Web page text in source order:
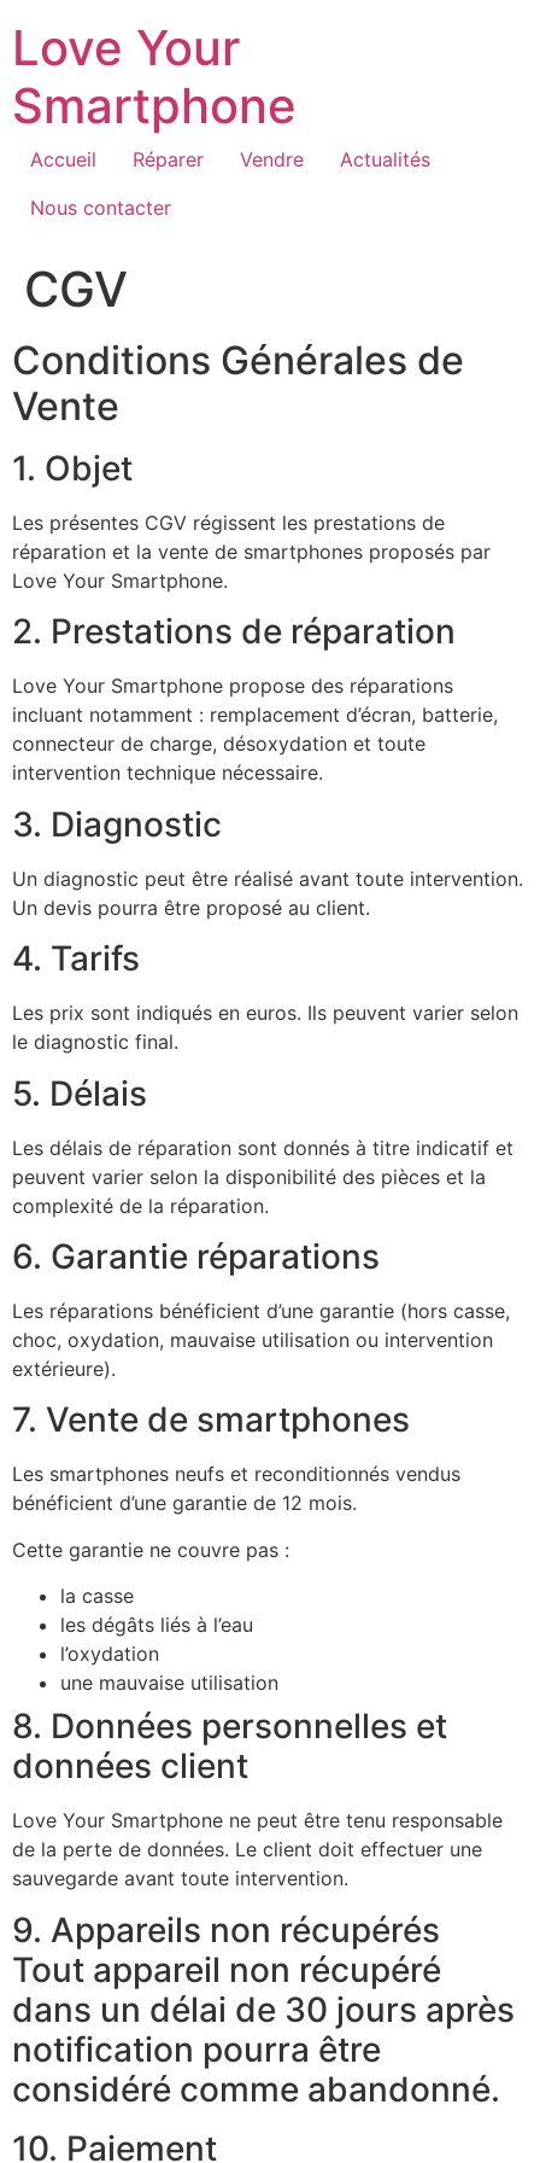
contenu
Love Your
Smartphone
Accueil Réparer Vendre
Actualités
Nous contacter
CGV
Conditions Générales de
Vente
1. Objet
Les présentes CGV régissent les prestations de
réparation et la vente de smartphones proposés par
Love Your Smartphone.
2. Prestations de réparation
Love Your Smartphone propose des réparations
incluant notamment : remplacement d’écran, batterie,
connecteur de charge, désoxydation et toute
intervention technique nécessaire.
3. Diagnostic
Un diagnostic peut être réalisé avant toute intervention.
Un devis pourra être proposé au client.
4. Tarifs
Les prix sont indiqués en euros. Ils peuvent varier selon
le diagnostic final.
5. Délais
Les délais de réparation sont donnés à titre indicatif et
peuvent varier selon la disponibilité des pièces et la
complexité de la réparation.
6. Garantie réparations
Les réparations bénéficient d’une garantie (hors casse,
choc, oxydation, mauvaise utilisation ou intervention
extérieure).
7. Vente de smartphones
Les smartphones neufs et reconditionnés vendus
bénéficient d’une garantie de 12 mois.
Cette garantie ne couvre pas :
la casse
les dégâts liés à l’eau
l’oxydation
une mauvaise utilisation
8. Données personnelles et
données client
Love Your Smartphone ne peut être tenu responsable
de la perte de données. Le client doit effectuer une
sauvegarde avant toute intervention.
9. Appareils non récupérés
Tout appareil non récupéré
dans un délai de 30 jours après
notification pourra être
considéré comme abandonné.
10. Paiement